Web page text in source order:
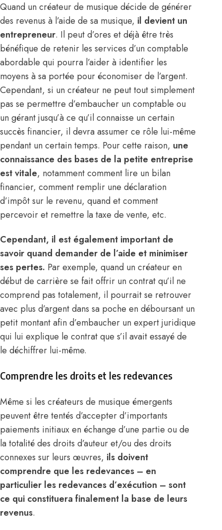
Quand un créateur de musique décide de générer
des revenus à l’aide de sa musique, il devient un
entrepreneur. Il peut d’ores et déjà être très
bénéfique de retenir les services d’un comptable
abordable qui pourra l’aider à identifier les
moyens à sa portée pour économiser de l’argent.
Cependant, si un créateur ne peut tout simplement
pas se permettre d’embaucher un comptable ou
un gérant jusqu’à ce qu’il connaisse un certain
succès financier, il devra assumer ce rôle lui-même
pendant un certain temps. Pour cette raison, une
connaissance des bases de la petite entreprise
est vitale, notamment comment lire un bilan
financier, comment remplir une déclaration
d’impôt sur le revenu, quand et comment
percevoir et remettre la taxe de vente, etc.
Cependant, il est également important de
savoir quand demander de l’aide et minimiser
ses pertes. Par exemple, quand un créateur en
début de carrière se fait offrir un contratqu’il ne
comprend pas totalement, il pourrait se retrouver
avec plus d’argent dans sa poche en déboursant un
petit montant afin d’embaucher un expert juridique
qui lui explique le contrat que s’il avait essayé de
le déchiffrer lui-même.
Comprendre les droits et les redevances
Même si les créateurs de musique émergents
peuvent être tentés d’accepter d’importants
paiements initiauxen échange d’une partie ou de
la totalité des droits d’auteuret/ou des droits
connexes sur leurs œuvres, ils doivent
comprendre que les redevances – en
particulier les redevances d’exécution – sont
ce qui constituera finalement la base de leurs
revenus.